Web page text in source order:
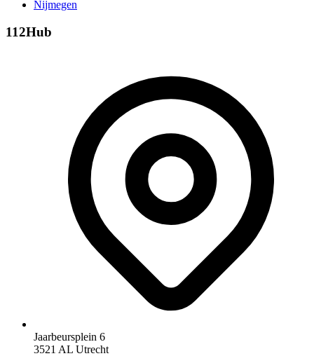
Nijmegen
112Hub
Jaarbeursplein 6
3521 AL Utrecht